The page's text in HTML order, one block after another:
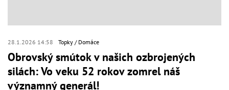
28.1.2026 14:58 Topky Domáce
Obrovský smútok v našich ozbrojených
silách: Vo veku 52 rokov zomrel náš
významný generál!